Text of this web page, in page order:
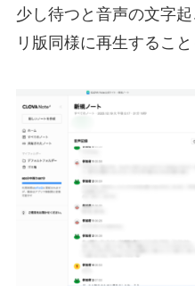
少し待つと音声の文字
リ版同様に再生すること